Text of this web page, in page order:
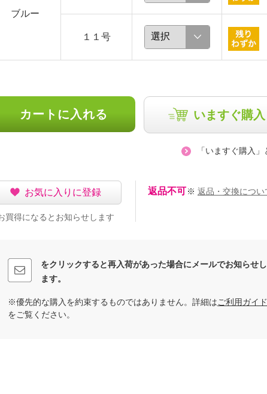
ブルー
１１号
カートに入れる いますぐ購入
「いますぐ購入」
お気に入りに登録
買得になるとお知らせします
返品不可 ※ 返品・交換につい
をクリックすると再入荷があった場合にメールでお知らせし
ます。
※優先的な購入を約束するものではありません。詳細は ご利用ガイド
をご覧ください。